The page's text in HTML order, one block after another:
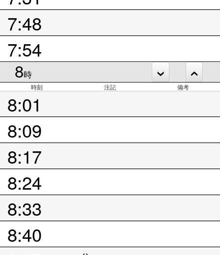
7:48
7:54
8時
時刻 注記 備考
8:01
8:09
8:17
8:24
8:33
8:40